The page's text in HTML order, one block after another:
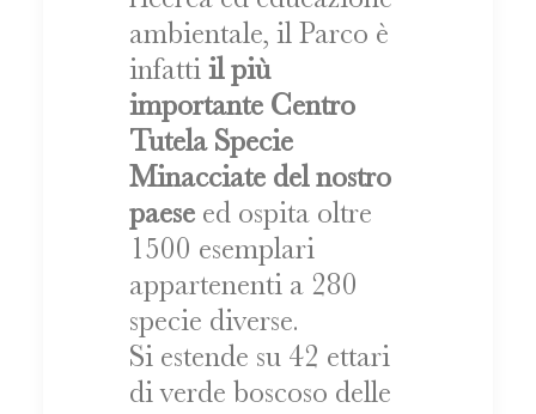
ambientale, il Parco è
infatti il più
importante Centro
Tutela Specie
Minacciate del nostro
paese ed ospita oltre
1500 esemplari
appartenenti a 280
specie diverse.
Si estende su 42 ettari
di verde boscoso delle